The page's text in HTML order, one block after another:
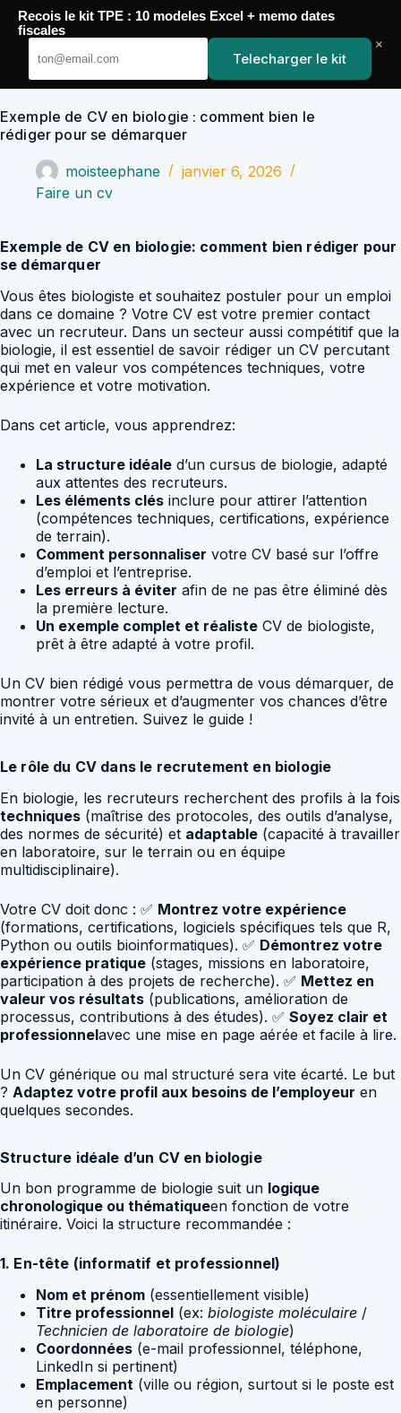
Passer
contenu
YoupiJobs
Exemple de CV en biologie : comment bien le
rédiger pour se démarquer
moisteephane
janvier 6, 2026
Faire un cv
Exemple de CV en biologie: comment bien rédiger pour
se démarquer
Vous êtes biologiste et souhaitez postuler pour un emploi
dans ce domaine ? Votre CV est votre premier contact
avec un recruteur. Dans un secteur aussi compétitif que la
biologie, il est essentiel de savoir rédiger un CV percutant
qui met en valeur vos compétences techniques, votre
expérience et votre motivation.
Dans cet article, vous apprendrez:
La structure idéale d’un cursus de biologie, adapté
aux attentes des recruteurs.
Les éléments clés inclure pour attirer l’attention
(compétences techniques, certifications, expérience
de terrain).
Comment personnaliser votre CV basé sur l’offre
d’emploi et l’entreprise.
Les erreurs à éviter afin de ne pas être éliminé dès
la première lecture.
Un exemple complet et réaliste CV de biologiste,
prêt à être adapté à votre profil.
Un CV bien rédigé vous permettra de vous démarquer, de
montrer votre sérieux et d’augmenter vos chances d’être
invité à un entretien. Suivez le guide !
Le rôle du CV dans le recrutement en biologie
En biologie, les recruteurs recherchent des profils à la fois
techniques (maîtrise des protocoles, des outils d’analyse,
des normes de sécurité) et adaptable (capacité à travailler
en laboratoire, sur le terrain ou en équipe
multidisciplinaire).
Votre CV doit donc : ✅ Montrez votre expérience
(formations, certifications, logiciels spécifiques tels que R,
Python ou outils bioinformatiques). ✅ Démontrez votre
expérience pratique (stages, missions en laboratoire,
participation à des projets de recherche). ✅ Mettez en
valeur vos résultats (publications, amélioration de
processus, contributions à des études). ✅ Soyez clair et
professionnelavec une mise en page aérée et facile à lire.
Un CV générique ou mal structuré sera vite écarté. Le but
? Adaptez votre profil aux besoins de l’employeur en
quelques secondes.
Structure idéale d’un CV en biologie
Un bon programme de biologie suit un logique
chronologique ou thématiqueen fonction de votre
itinéraire. Voici la structure recommandée :
1. En-tête (informatif et professionnel)
Nom et prénom (essentiellement visible)
Titre professionnel (ex: biologiste moléculaire /
Technicien de laboratoire de biologie)
Coordonnées (e-mail professionnel, téléphone,
LinkedIn si pertinent)
Emplacement (ville ou région, surtout si le poste est
en personne)
Recois le kit TPE : 10 modeles Excel + memo dates
fiscales
Telecharger le kit
×